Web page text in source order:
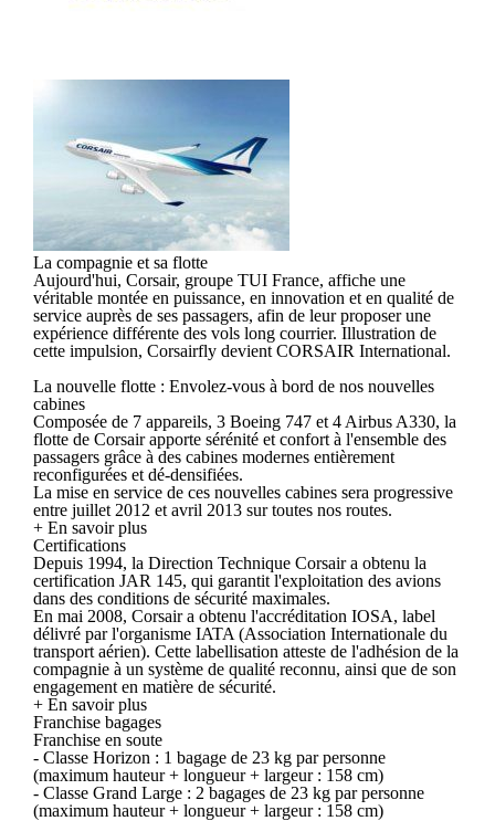
La compagnie et sa flotte
Aujourd'hui, Corsair, groupe TUI France, affiche une
véritable montée en puissance, en innovation et en qualité de
service auprès de ses passagers, afin de leur proposer une
expérience différente des vols long courrier. Illustration de
cette impulsion, Corsairfly devient CORSAIR International.
La nouvelle flotte : Envolez-vous à bord de nos nouvelles
cabines
Composée de 7 appareils, 3 Boeing 747 et 4 Airbus A330, la
flotte de Corsair apporte sérénité et confort à l'ensemble des
passagers grâce à des cabines modernes entièrement
reconfigurées et dé-densifiées.
La mise en service de ces nouvelles cabines sera progressive
entre juillet 2012 et avril 2013 sur toutes nos routes.
+ En savoir plus
Certifications
Depuis 1994, la Direction Technique Corsair a obtenu la
certification JAR 145, qui garantit l'exploitation des avions
dans des conditions de sécurité maximales.
En mai 2008, Corsair a obtenu l'accréditation IOSA, label
délivré par l'organisme IATA (Association Internationale du
transport aérien). Cette labellisation atteste de l'adhésion de la
compagnie à un système de qualité reconnu, ainsi que de son
engagement en matière de sécurité.
+ En savoir plus
Franchise bagages
Franchise en soute
- Classe Horizon : 1 bagage de 23 kg par personne
(maximum hauteur + longueur + largeur : 158 cm)
- Classe Grand Large : 2 bagages de 23 kg par personne
(maximum hauteur + longueur + largeur : 158 cm)